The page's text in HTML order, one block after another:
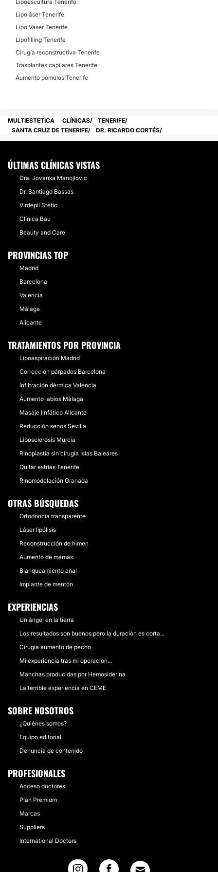
Lipoescultura Tenerife
Lipoláser Tenerife
Lipo Vaser Tenerife
Lipofilling Tenerife
Cirugía reconstructiva Tenerife
Trasplantes capilares Tenerife
Aumento pómulos Tenerife
MULTIESTETICA CLÍNICAS
TENERIFE
SANTA CRUZ DE TENERIFE
DR. RICARDO CORTÉS
ÚLTIMAS CLÍNICAS VISTAS
Dra. Jovanka Manojlovic
Dr. Santiago Bassas
Virdepil Stetic
Clínica Bau
Beauty and Care
PROVINCIAS TOP
Madrid
Barcelona
Valencia
Málaga
Alicante
TRATAMIENTOS POR PROVINCIA
Lipoaspiración Madrid
Corrección párpados Barcelona
Infiltración dérmica Valencia
Aumento labios Málaga
Masaje linfático Alicante
Reducción senos Sevilla
Liposclerosis Murcia
Rinoplastia sin cirugía Islas Baleares
Quitar estrías Tenerife
Rinomodelación Granada
OTRAS BÚSQUEDAS
Ortodoncia transparente
Láser lipólisis
Reconstrucción de himen
Aumento de mamas
Blanqueamiento anal
Implante de mentón
EXPERIENCIAS
Un ángel en la tierra
Los resultados son buenos pero la duración es corta...
Cirugía aumento de pecho
Mi experiencia tras mi operacion...
Manchas producidas por Hemosiderina
La terrible experiencia en CEME
SOBRE NOSOTROS
¿Quiénes somos?
Equipo editorial
Denuncia de contenido
PROFESIONALES
Acceso doctores
Plan Premium
Marcas
Suppliers
International Doctors